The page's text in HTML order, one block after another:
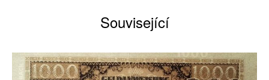
Související